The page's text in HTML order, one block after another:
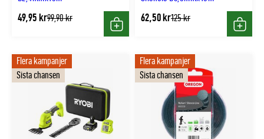
49,95 krTidligere
99,90 kr
Köp
62,50 krTidligere
125 kr
Köp
Flera kampanjer
Sista chansen
Flera kampanjer
Sista chansen